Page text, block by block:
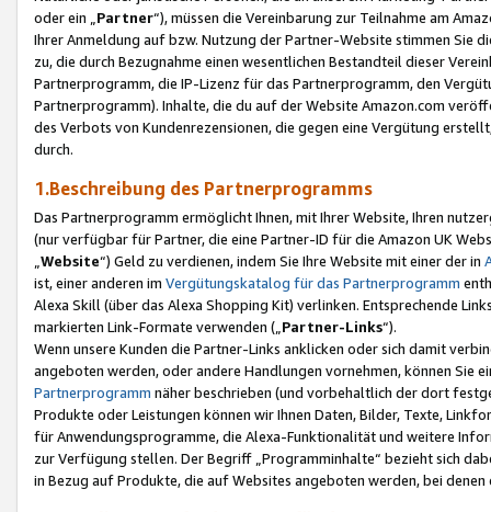
oder ein „Partner“), müssen die Vereinbarung zur Teilnahme am
Ihrer Anmeldung auf bzw. Nutzung der Partner-Website stimmen Sie
zu, die durch Bezugnahme einen wesentlichen Bestandteil dieser
Partnerprogramm, die IP-Lizenz für das Partnerprogramm, den
Partnerprogramm). Inhalte, die du auf der Website Amazon.com
des Verbots von Kundenrezensionen, die gegen eine Vergütung
durch.
1.Beschreibung des Partnerprogramms
Das Partnerprogramm ermöglicht Ihnen, mit Ihrer Website, Ihren
(nur verfügbar für Partner, die eine Partner-ID für die Amazon UK
Website“) Geld zu verdienen, indem Sie Ihre Website mit einer der in
ist, einer anderen im Vergütungskatalog für das Partnerprogramm
Alexa Skill (über das Alexa Shopping Kit) verlinken. Entsprechende
markierten Link-Formate verwenden („ Partner-Links“).
Wenn unsere Kunden die Partner-Links anklicken oder sich damit
angeboten werden, oder andere Handlungen vornehmen, können Sie
Partnerprogramm näher beschrieben (und vorbehaltlich der dort
Produkte oder Leistungen können wir Ihnen Daten, Bilder, Texte,
für Anwendungsprogramme, die Alexa-Funktionalität und weitere
zur Verfügung stellen. Der Begriff „Programminhalte“ bezieht sich
in Bezug auf Produkte, die auf Websites angeboten werden, bei